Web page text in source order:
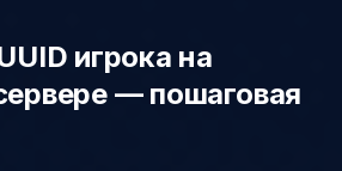
игрока на
— пошаговая